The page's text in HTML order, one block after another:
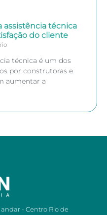
assistência técnica
do cliente
técnica é um dos
por construtoras e
aumentar a
andar - Centro Rio de